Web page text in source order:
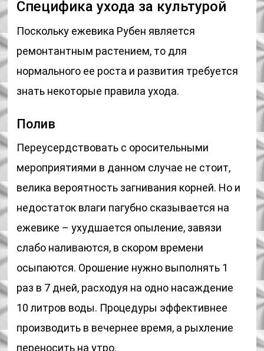
Специфика ухода за культурой
Поскольку ежевика Рубен является
ремонтантным растением, то для
нормального ее роста и развития требуется
знать некоторые правила ухода.
Полив
Переусердствовать с оросительными
мероприятиями в данном случае не стоит,
велика вероятность загнивания корней. Но и
недостаток влаги пагубно сказывается на
ежевике – ухудшается опыление, завязи
слабо наливаются, в скором времени
осыпаются. Орошение нужно выполнять 1
раз в 7 дней, расходуя на одно насаждение
10 литров воды. Процедуры эффективнее
производить в вечернее время, а рыхление
переносить на утро.